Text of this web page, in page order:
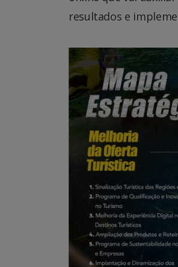
resultados e